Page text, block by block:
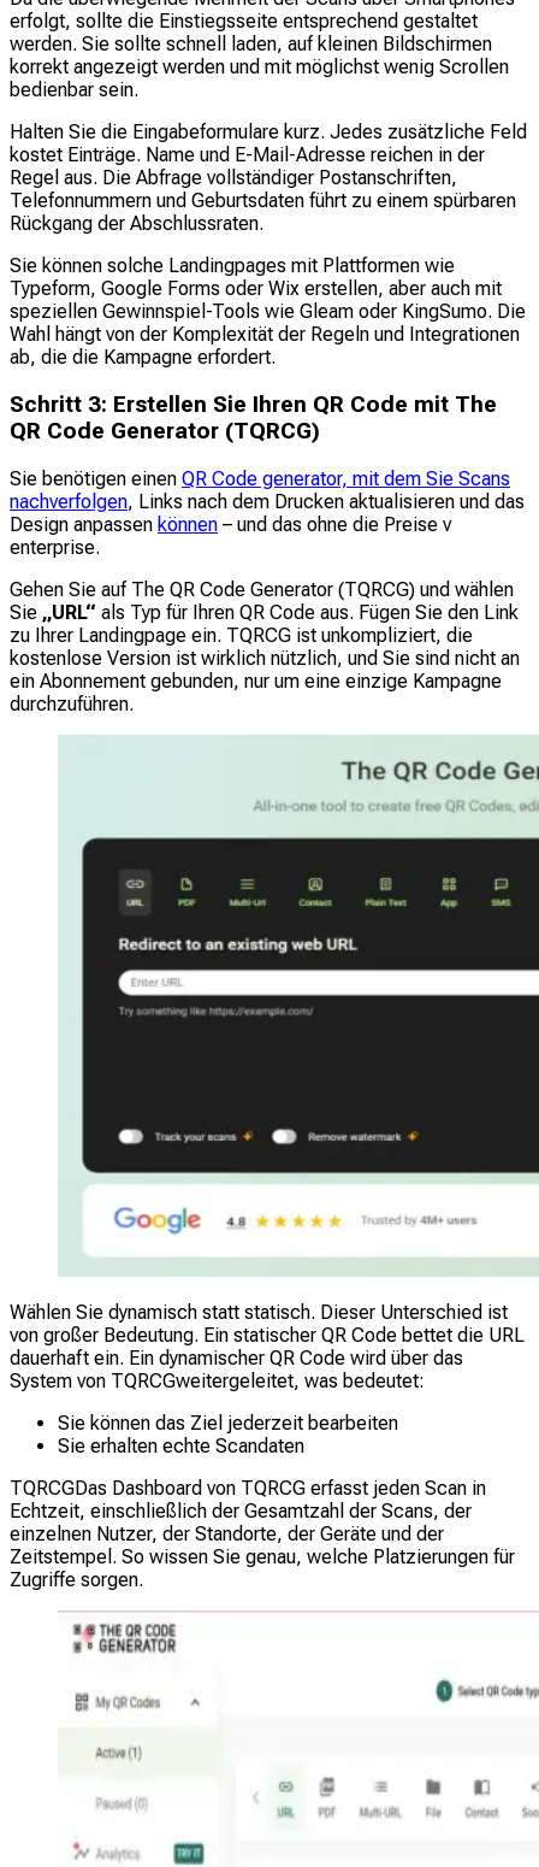
erfolgt, sollte die Einstiegsseite entsprechend gestaltet
werden. Sie sollte schnell laden, auf kleinen Bildschirmen
korrekt angezeigt werden und mit möglichst wenig Scrollen
bedienbar sein.
Halten Sie die Eingabeformulare kurz. Jedes zusätzliche Feld
kostet Einträge. Name und E-Mail-Adresse reichen in der
Regel aus. Die Abfrage vollständiger Postanschriften,
Telefonnummern und Geburtsdaten führt zu einem spürbaren
Rückgang der Abschlussraten.
Sie können solche Landingpages mit Plattformen wie
Typeform, Google Forms oder Wix erstellen, aber auch mit
speziellen Gewinnspiel-Tools wie Gleam oder KingSumo. Die
Wahl hängt von der Komplexität der Regeln und Integrationen
ab, die die Kampagne erfordert.
Schritt 3: Erstellen Sie Ihren QR Code mit The
QR Code Generator (TQRCG)
Sie benötigen einen QR Code generator, mit dem Sie Scans
nachverfolgen, Links nach dem Drucken aktualisieren und das
Design anpassen können – und das ohne die Preise v
enterprise.
Gehen Sie auf The QR Code Generator (TQRCG) und wählen
Sie „URL“ als Typ für Ihren QR Code aus. Fügen Sie den Link
zu Ihrer Landingpage ein. TQRCG ist unkompliziert, die
kostenlose Version ist wirklich nützlich, und Sie sind nicht an
ein Abonnement gebunden, nur um eine einzige Kampagne
durchzuführen.
Wählen Sie dynamisch statt statisch. Dieser Unterschied ist
von großer Bedeutung. Ein statischer QR Code bettet die URL
dauerhaft ein. Ein dynamischer QR Code wird über das
System von TQRCGweitergeleitet, was bedeutet:
Sie können das Ziel jederzeit bearbeiten
Sie erhalten echte Scandaten
TQRCGDas Dashboard von TQRCG erfasst jeden Scan in
Echtzeit, einschließlich der Gesamtzahl der Scans, der
einzelnen Nutzer, der Standorte, der Geräte und der
Zeitstempel. So wissen Sie genau, welche Platzierungen für
Zugriffe sorgen.